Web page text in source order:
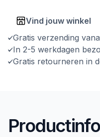
Vind jouw winkel
Gratis verzending
In 2-5 werkdagen
Gratis retourneren in